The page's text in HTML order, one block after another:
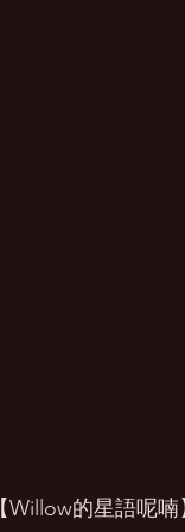
【Willow的星語呢喃